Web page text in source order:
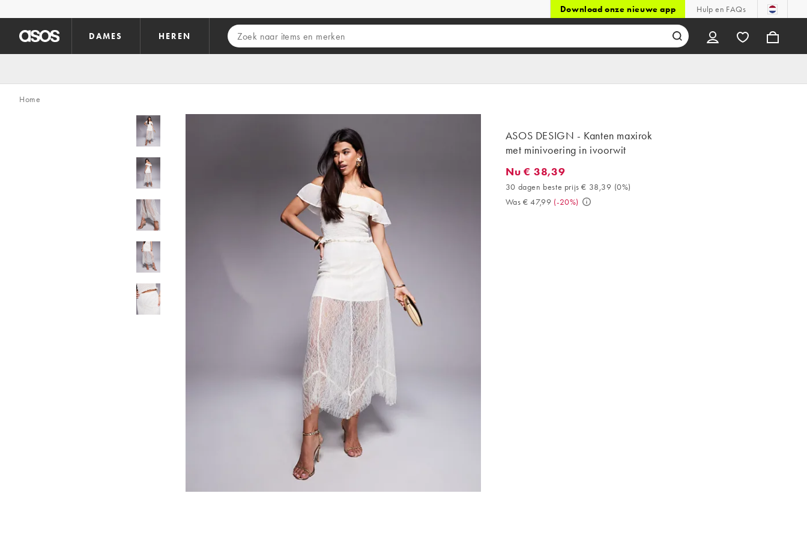
Download onze nieuwe app Hulp en FAQs
DAMES HEREN
Home
ASOS DESIGN - Kanten maxirok
met minivoering in ivoorwit
Nu € 38,39. 30 dagen beste prijs € 38,39 (0%). Was € 47,99. (-20%)
Nu € 38,39
30 dagen beste prijs € 38,39 (0%)
Was € 47,99 (-20%)